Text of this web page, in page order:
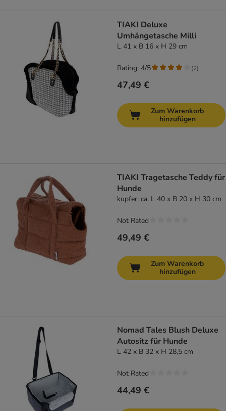
TIAKI Deluxe
Umhängetasche Milli
L 41 x B 16 x H 29 cm
47,49 €
Rating: 4/5 (2)
Zum Warenkorb
hinzufügen
TIAKI Tragetasche Teddy für
Hunde
kupfer: ca. L 40 x B 20 x H 30 cm
49,49 €
Not Rated
Zum Warenkorb
hinzufügen
Nomad Tales Blush Deluxe
Autositz für Hunde
L 42 x B 32 x H 28,5 cm
44,49 €
Not Rated